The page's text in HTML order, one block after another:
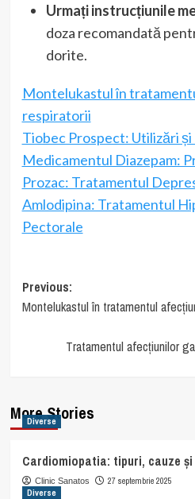
Urmați instrucțiunile
doza recomandată
dorite.
Montelukastul în
respiratorii
Tiobec Prospect: Utilizări
Medicamentul Diazepam:
Prozac: Tratamentul
Amlodipina: Tratamentul
Pectorale
Post
navigation
Previous:
Montelukastul în tratamentul
Tratamentul afecțiunilor
More Stories
Diverse
Cardiomiopatia: tipuri, cauze
Clinic Sanatos
27 septembrie 2025
Diverse